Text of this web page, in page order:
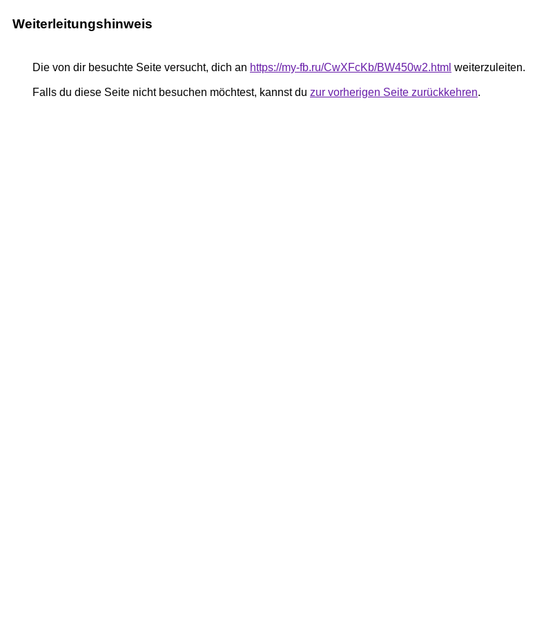
Weiterleitungshinweis
Die von dir besuchte Seite versucht, dich an https://my-fb.ru/CwXFcKb/BW450w2.html weiterzuleiten.
Falls du diese Seite nicht besuchen möchtest, kannst du zur vorherigen Seite zurückkehren.